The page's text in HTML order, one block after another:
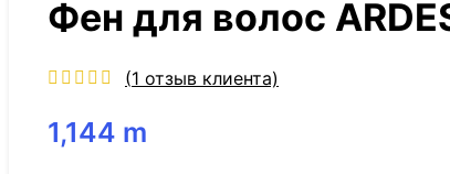
Фен для волос
(1 отзыв клиента)
1,144 m